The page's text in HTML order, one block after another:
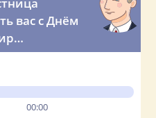
вас с Днём
вашей
00:00